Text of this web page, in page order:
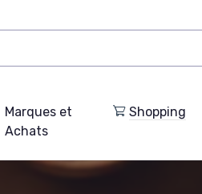
Marques et
Achats
Shopping